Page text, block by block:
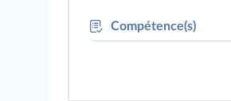
Compétence(s)